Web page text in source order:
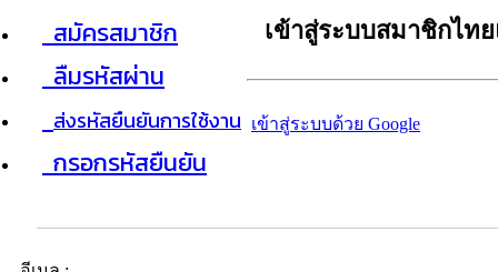
สมัครสมาชิก
ลืมรหัสผ่าน
ส่งรหัสยืนยันการใช้งาน
กรอกรหัสยืนยัน
เข้าสู่ระบบสมาชิกไท
เข้าสู่ระบบด้วย Google